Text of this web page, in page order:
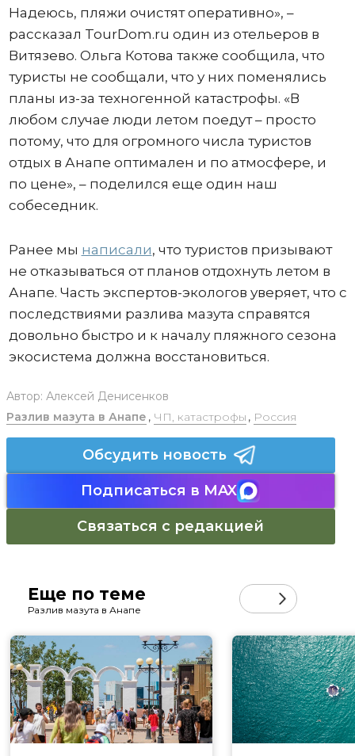
Надеюсь, пляжи очистят оперативно», –
рассказал TourDom.ru один из отельеров в
Витязево. Ольга Котова также сообщила, что
туристы не сообщали, что у них поменялись
планы из-за техногенной катастрофы. «В
любом случае люди летом поедут – просто
потому, что для огромного числа туристов
отдых в Анапе оптимален и по атмосфере, и
по цене», – поделился еще один наш
собеседник.
Ранее мы написали, что туристов призывают
не отказываться от планов отдохнуть летом в
Анапе. Часть экспертов-экологов уверяет, что с
последствиями разлива мазута справятся
довольно быстро и к началу пляжного сезона
экосистема должна восстановиться.
Автор: Алексей Денисенков
Разлив мазута в Анапе , ЧП, катастрофы , Россия
Обсудить новость
Подписаться в MAX
Связаться с редакцией
Еще по теме
Разлив мазута в Анапе